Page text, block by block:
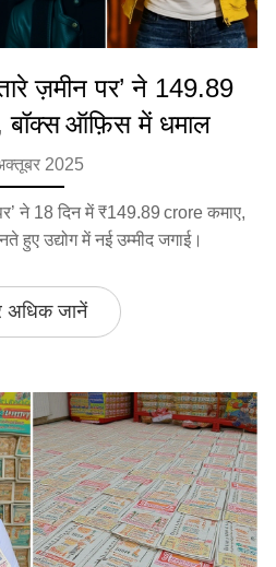
ज़मीन पर’ ने 149.89
बॉक्स ऑफ़िस में धमाल
2025
ने 18 दिन में ₹149.89 crore कमाए,
हुए उद्योग में नई उम्मीद जगाई।
जानें